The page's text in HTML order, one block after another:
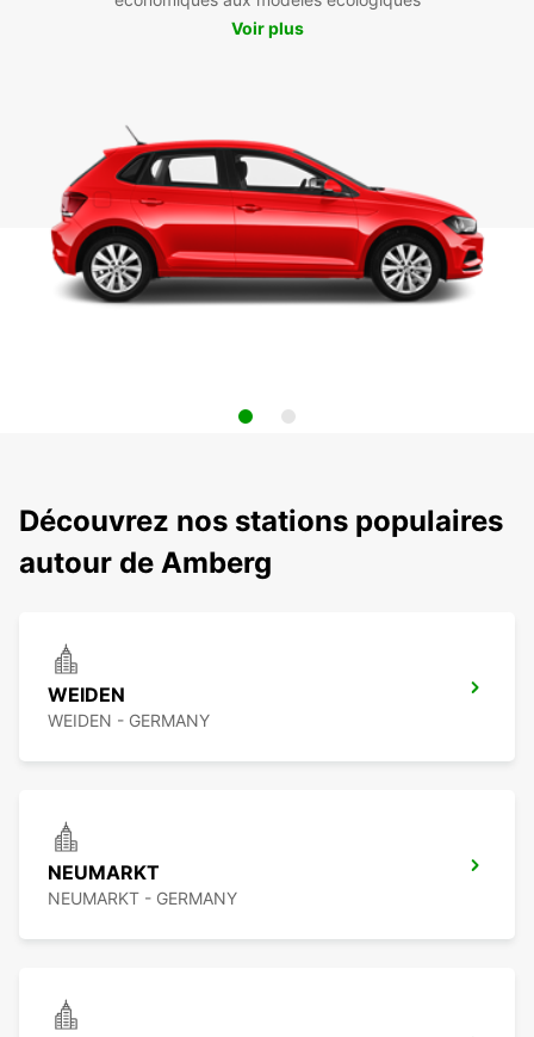
Voir plus
Découvrez nos stations populaires
autour de Amberg
WEIDEN
WEIDEN - GERMANY
NEUMARKT
NEUMARKT - GERMANY